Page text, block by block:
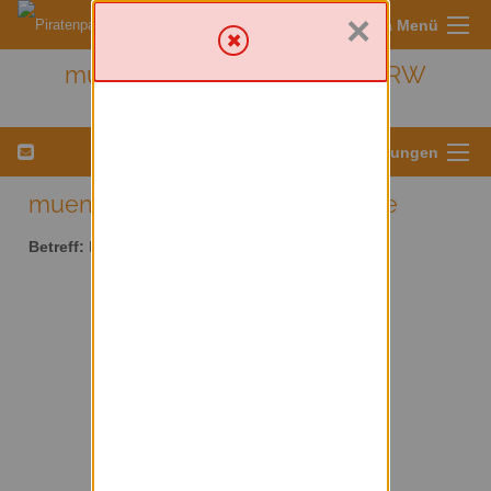
Sympa Menü
muenster - Kreis Münster/ NRW
Menü für Listeneinstellungen
muenster AT lists.piratenpartei.de
Betreff:
×